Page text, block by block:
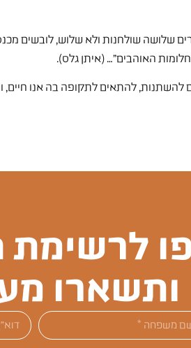
שלושה שולחנות ולא שלוש, לובשים
האוהבים"… (איתן גלס).
להשתנות, להתאים לתקופה בה אנו
לרשימת
ותשארו